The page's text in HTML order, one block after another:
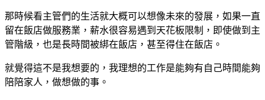
那時候看主管們的生活就大概可以想像未來的發展，如果一直
留在飯店做服務業，薪水很容易遇到天花板限制，即使做到主
管階級，也是長時間被綁在飯店，甚至得住在飯店。
就覺得這不是我想要的，我理想的工作是能夠有自己時間能夠
陪陪家人，做想做的事。